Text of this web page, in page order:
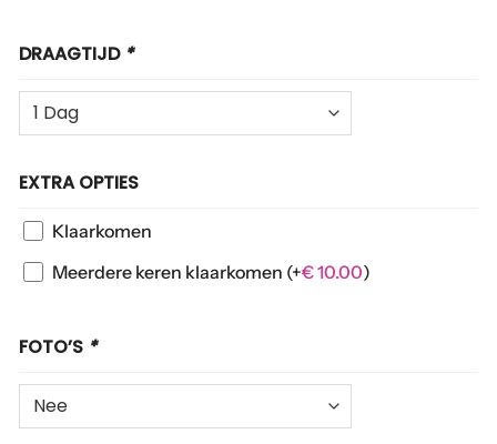
DRAAGTIJD *
EXTRA OPTIES
Klaarkomen
Meerdere keren klaarkomen (+€10.00)
FOTO’S *